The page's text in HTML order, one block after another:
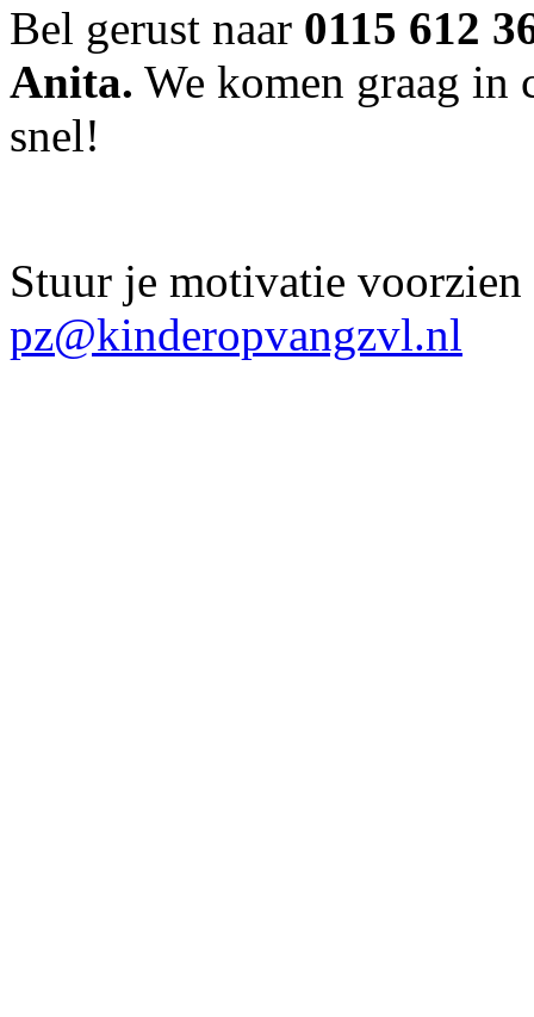
Bel gerust naar 0115 612
Anita. We komen graag in
snel!
Stuur je motivatie
pz@kinderopvangzvl.nl